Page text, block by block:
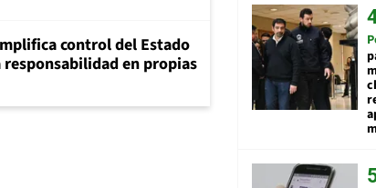
control del Estado
en propias